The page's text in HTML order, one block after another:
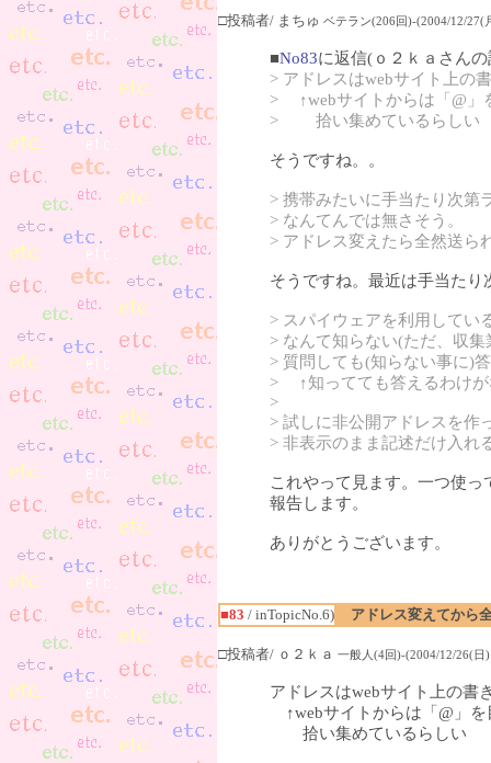
□投稿者/ まちゅ ベテラン(206回)-(2004/12/27(
■No83に返信(ｏ２ｋａさん
> アドレスはwebサイト上の
> ↑webサイトからは「@」
> 拾い集めているらしい
そうですね。。
> 携帯みたいに手当たり次第
> なんてんでは無さそう。
> アドレス変えたら全然送ら
そうですね。最近は手当た
> スパイウェアを利用してい
> なんて知らない(ただ、収
> 質問しても(知らない事に)
> ↑知ってても答えるわけが
>
> 試しに非公開アドレスを作
> 非表示のまま記述だけ入れ
これやって見ます。一つ使
報告します。
ありがとうございます。
■83 / inTopicNo.6) アドレス変えてから
□投稿者/ ｏ２ｋａ 一般人(4回)-(2004/12/26(日
アドレスはwebサイト上の書
↑webサイトからは「@」
拾い集めているらしい